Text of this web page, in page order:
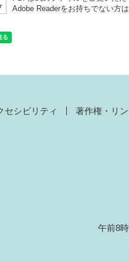
Adobe Readerをお持ちでない方
セシビリティ 著作権・リ
午前8